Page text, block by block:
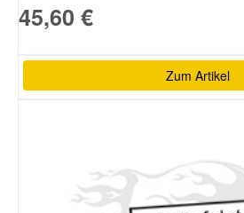
45,60 €
Zum Artikel